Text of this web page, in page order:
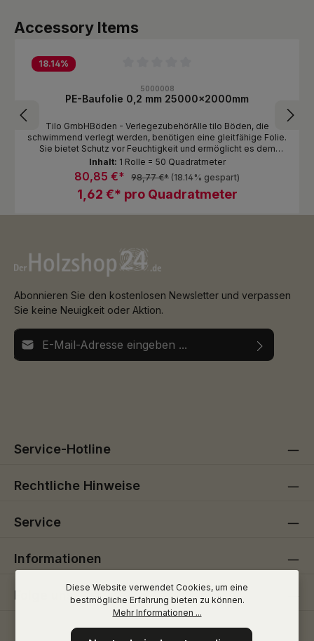
Produktgalerie überspringen
Accessory Items
18.14%
5000008
PE-Baufolie 0,2 mm 25000x2000mm
Tilo GmbHBöden - VerlegezubehörAlle tilo Böden, die
schwimmend verlegt werden, benötigen eine gleitfähige Folie.
Sie bietet Schutz vor Feuchtigkeit und ermöglicht es dem
Boden, ungehindert zu schwimmen, also sich frei auf dem
Untergrund ?bewegen? zu können
1,62 €* pro Quadratmeter
80,85 €* 98,77 €* (18.14% gespart)
Inhalt: 1 Rolle = 50 Quadratmeter
Abonnieren Sie den kostenlosen Newsletter und verpassen
Sie keine Neuigkeit oder Aktion.
E-Mail-Adresse*
Service-Hotline
Rechtliche Hinweise
Service
Informationen
Folge uns
Diese Website verwendet Cookies, um eine
bestmögliche Erfahrung bieten zu können.
Mehr Informationen ...